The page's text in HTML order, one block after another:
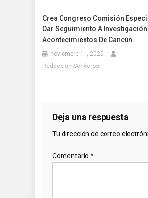
Crea Congreso Comisión
Dar Seguimiento A
Acontecimientos De Cancún
noviembre 11, 2020
Redaccion Senderos
Deja una respuesta
Tu dirección de correo
Comentario *